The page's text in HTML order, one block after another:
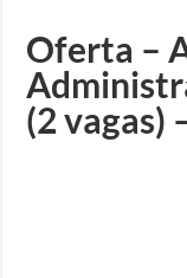
Oferta –
(2 vagas)